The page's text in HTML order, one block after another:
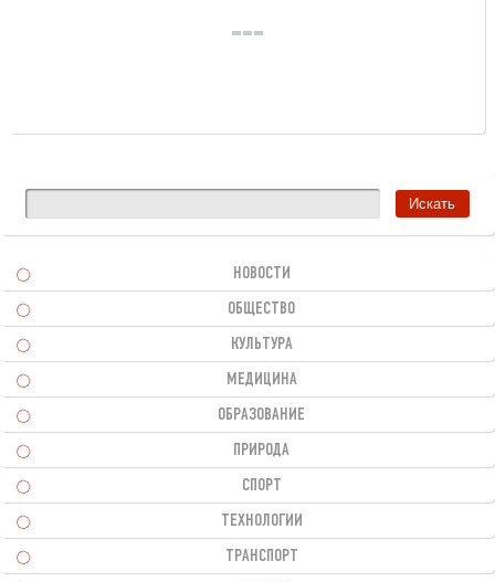
НОВОСТИ
ОБЩЕСТВО
КУЛЬТУРА
МЕДИЦИНА
ОБРАЗОВАНИЕ
ПРИРОДА
СПОРТ
ТЕХНОЛОГИИ
ТРАНСПОРТ